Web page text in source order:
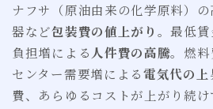
ナフサ（原油由来の化学原料）
器など包装費の値上がり 。最低
負担増による 人件費の高騰。燃
センター需要増による電気代の上
費、あらゆるコストが上がり続け